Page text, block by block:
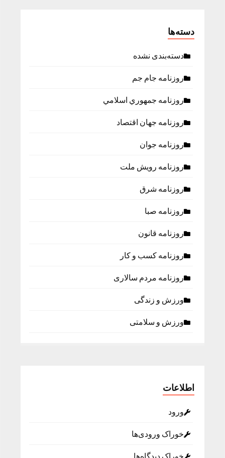
دسته‌ها
دسته‌بندی نشده
روزنامه جام جم
روزنامه جمهوري اسلامي
روزنامه جهان اقتصاد
روزنامه جوان
روزنامه رویش ملت
روزنامه شرق
روزنامه صبا
روزنامه قانون
روزنامه كسب و كار
روزنامه مردم سالاری
ورزش و زندگی
ورزش و سلامتی
اطلاعات
ورود
خوراک ورودی‌ها
خوراک دیدگاه‌ها